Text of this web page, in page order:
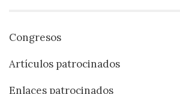
Congresos
Artículos patrocinados
Enlaces patrocinados